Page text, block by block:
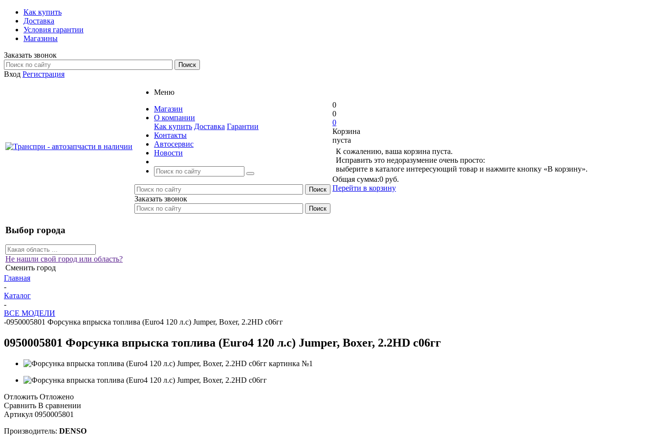
Как купить
Доставка
Условия гарантии
Магазины
Заказать звонок
Вход Регистрация
Меню
Магазин
О компании
Как купить Доставка Гарантии
Контакты
Автосервис
Новости
Заказать звонок
0
0
0
Корзина
пуста
К сожалению, ваша корзина пуста.
Исправить это недоразумение очень просто:
выберите в каталоге интересующий товар и нажмите кнопку «В корзину».
Общая сумма:0 руб.
Перейти в корзину
Выбор города
Не нашли свой город или область?
Сменить город
Главная
-
Каталог
-
ВСЕ МОДЕЛИ
-0950005801 Форсунка впрыска топлива (Euro4 120 л.с) Jumper, Boxer, 2.2HD с06гг
0950005801 Форсунка впрыска топлива (Euro4 120 л.с) Jumper, Boxer, 2.2HD с06гг
Отложить Отложено
Сравнить В сравнении
Артикул 0950005801
Производитель: DENSO